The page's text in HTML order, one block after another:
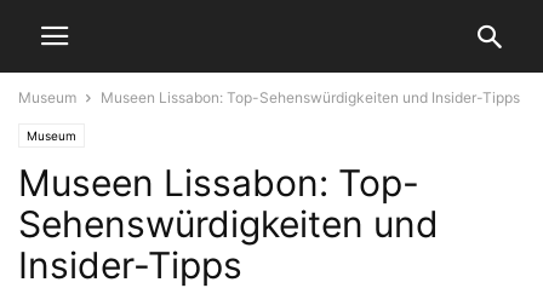
Museum Museen Lissabon: Top-Sehenswürdigkeiten und Insider-Tipps
Museum
Museen Lissabon: Top-
Sehenswürdigkeiten und
Insider-Tipps